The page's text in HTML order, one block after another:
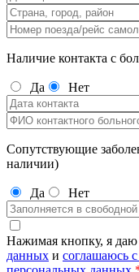
Наличие контакта с
Да Нет
Сопутствующие
наличии)
Да Нет
Нажимая кнопку, я даю
данных и соглашаюсь